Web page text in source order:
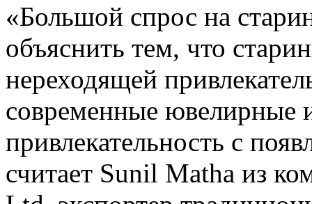
«Большой спрос на
объяснить тем, что
нереходящей
современные ювелирные
привлекательность с
считает Sunil Matha из